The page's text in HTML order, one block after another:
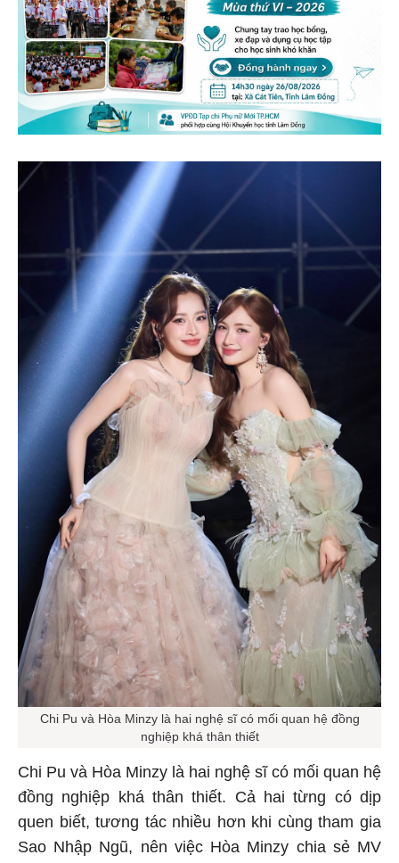
Chi Pu và Hòa Minzy là hai nghệ sĩ có mối quan hệ đồng
nghiệp khá thân thiết
Chi Pu và Hòa Minzy là hai nghệ sĩ có mối quan hệ
đồng nghiệp khá thân thiết. Cả hai từng có dịp
quen biết, tương tác nhiều hơn khi cùng tham gia
Sao Nhập Ngũ, nên việc Hòa Minzy chia sẻ MV